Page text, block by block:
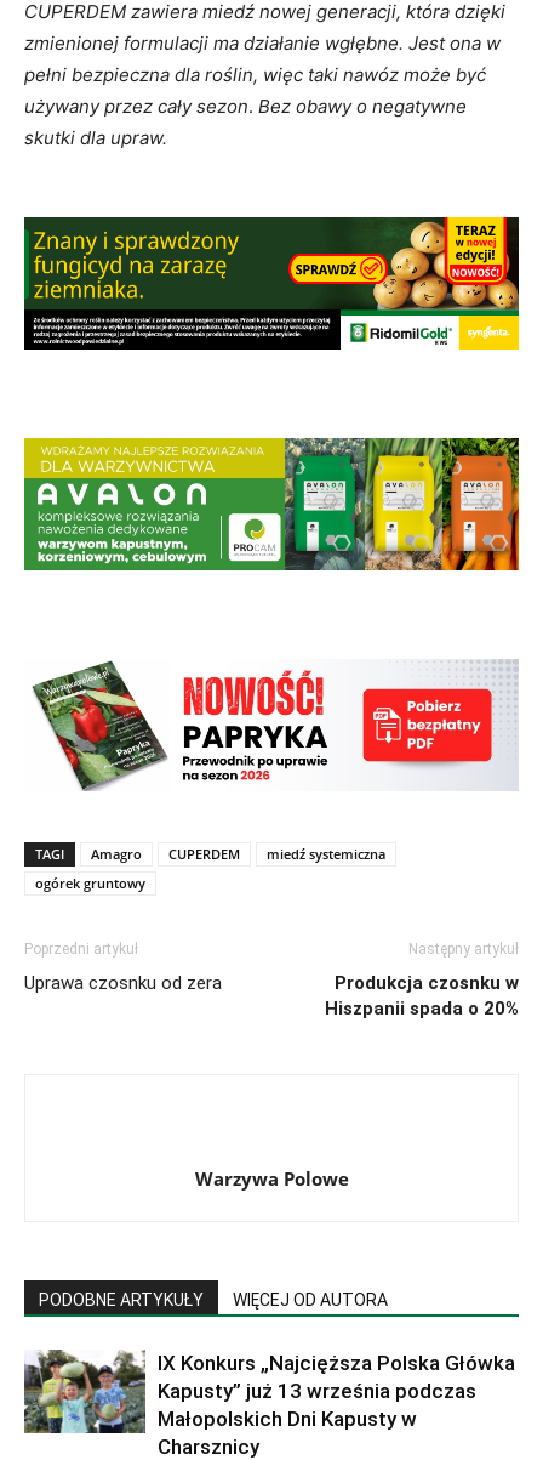
CUPERDEM zawiera miedź nowej generacji, która dzięki
zmienionej formulacji ma działanie wgłębne. Jest ona w
pełni bezpieczna dla roślin, więc taki nawóz może być
używany przez cały sezon. Bez obawy o negatywne
skutki dla upraw.
TAGI Amagro CUPERDEM
miedź systemiczna
ogórek gruntowy
Poprzedni artykuł
Uprawa czosnku od zera
Następny artykuł
Produkcja czosnku w
Hiszpanii spada o 20%
Warzywa Polowe
PODOBNE ARTYKUŁY WIĘCEJ OD AUTORA
IX Konkurs „Najcięższa Polska Główka
Kapusty” już 13 września podczas
Małopolskich Dni Kapusty w
Charsznicy